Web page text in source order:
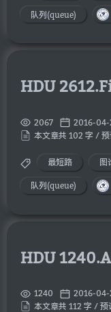
队列(queue)
HDU
2067 2016-04-
本文章共 102 字 / 预
最短路 图
队列(queue)
HDU
1240 2016-04-
本文章共 112 字 / 预